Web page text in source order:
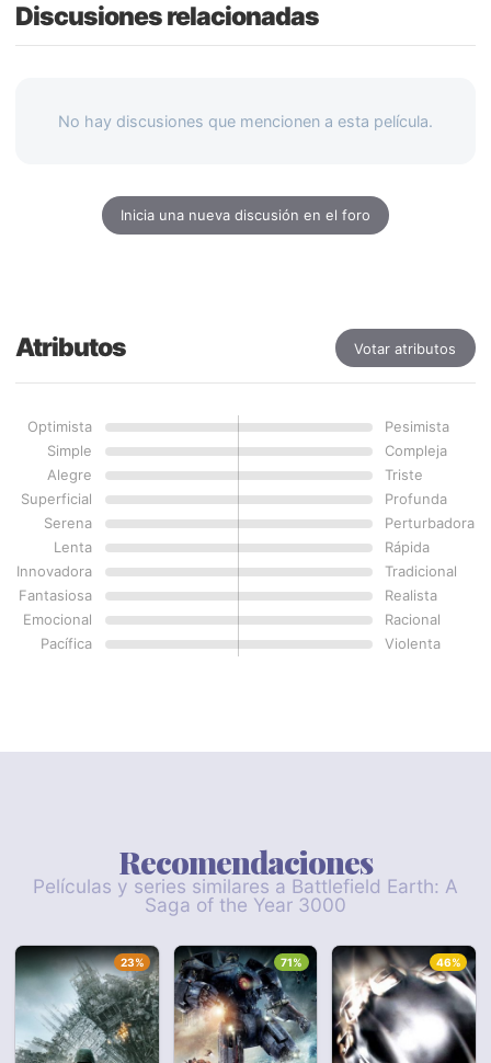
Discusiones relacionadas
No hay discusiones que mencionen a esta película.
Inicia una nueva discusión en el foro
Atributos Votar atributos
Optimista
Pesimista
Simple
Compleja
Alegre
Triste
Superficial
Profunda
Serena
Perturbadora
Lenta
Rápida
Innovadora
Tradicional
Fantasiosa
Realista
Emocional
Racional
Pacífica
Violenta
Recomendaciones
Películas y series similares a Battlefield Earth: A
Saga of the Year 3000
23% 71% 46%